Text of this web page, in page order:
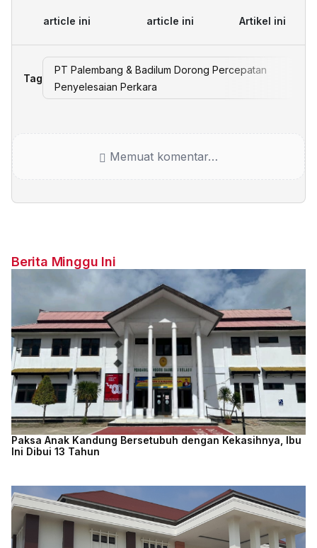
article ini article ini Artikel ini
Tag
PT Palembang & Badilum Dorong Percepatan
Penyelesaian Perkara
Memuat komentar…
Berita Minggu Ini
Paksa Anak Kandung Bersetubuh dengan Kekasihnya, Ibu
Ini Dibui 13 Tahun